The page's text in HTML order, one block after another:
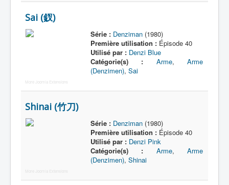
Sai (釵)
Série : Denziman(1980)
Première utilisation :Épisode 40
Utilisé par : Denzi Blue
Catégorie(s) :
Arme,Arme
(Denzimen), Sai
More Joomla Extensions
Shinai (竹刀)
Série : Denziman(1980)
Première utilisation :Épisode 40
Utilisé par : Denzi Pink
Catégorie(s) :
Arme,Arme
(Denzimen), Shinai
More Joomla Extensions